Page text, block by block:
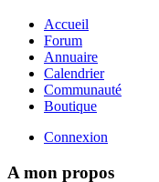
Accueil
Forum
Annuaire
Calendrier
Communauté
Boutique
Connexion
A mon propos